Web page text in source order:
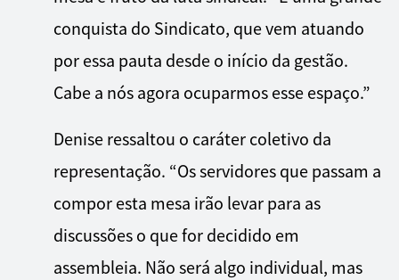
conquista do Sindicato, que vem atuando
por essa pauta desde o início da gestão.
Cabe a nós agora ocuparmos esse espaço.”
Denise ressaltou o caráter coletivo da
representação. “Os servidores que passam a
compor esta mesa irão levar para as
discussões o que for decidido em
assembleia. Não será algo individual, mas